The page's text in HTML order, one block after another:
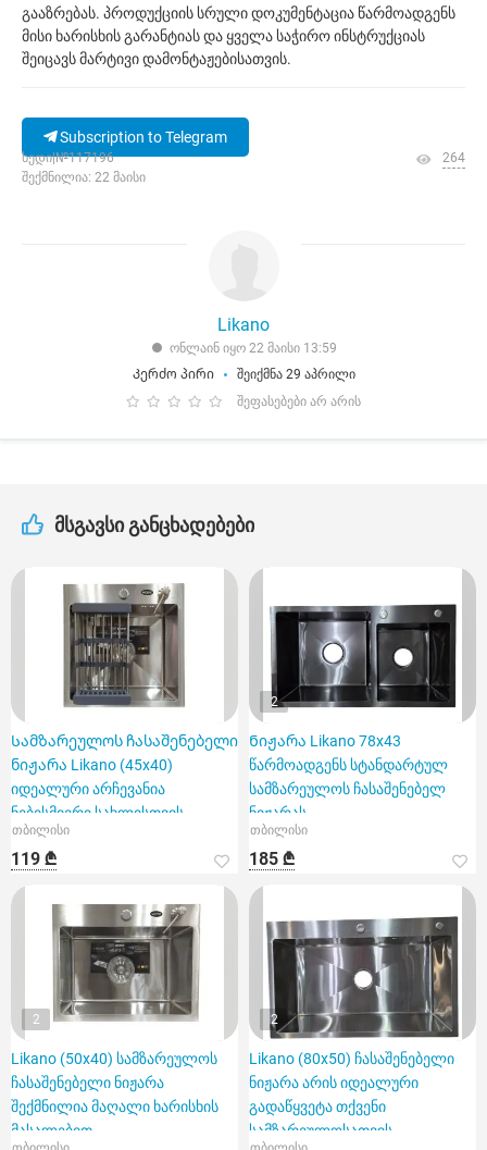
გააზრებას. პროდუქციის სრული დოკუმენტაცია წარმოადგენს
მისი ხარისხის გარანტიას და ყველა საჭირო ინსტრუქციას
შეიცავს მარტივი დამონტაჟებისათვის.
Subscription to Telegram
ხედი|№117196
შექმნილია: 22 მაისი
264
Likano
ონლაინ იყო 22 მაისი 13:59
Კერძო პირი
შეიქმნა 29 აპრილი
შეფასებები არ არის
მსგავსი განცხადებები
Სამზარეულოს ჩასაშენებელი
ნიჟარა Likano (45x40)
იდეალური არჩევანია
ნებისმიერი სახლისთვის
თბილისი
119 ₾
2
Ნიჟარა Likano 78x43
წარმოადგენს სტანდარტულ
სამზარეულოს ჩასაშენებელ
ნიჟარას
თბილისი
185 ₾
2
Likano (50x40) სამზარეულოს
ჩასაშენებელი ნიჟარა
შექმნილია მაღალი ხარისხის
მასალებით
2
Likano (80x50) ჩასაშენებელი
ნიჟარა არის იდეალური
გადაწყვეტა თქვენი
სამზარეულოსათვის.